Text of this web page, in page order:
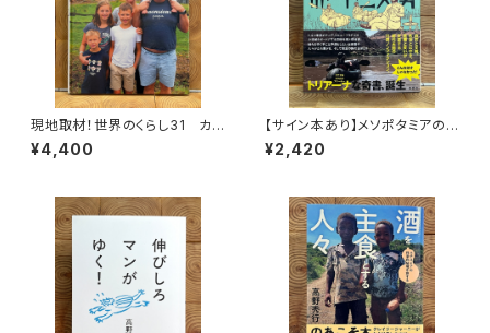
現地取材！世界のくらし31 カナ
ダ
¥4,400
【サイン本あり】メソポタミアの
ボート三人男
¥2,420